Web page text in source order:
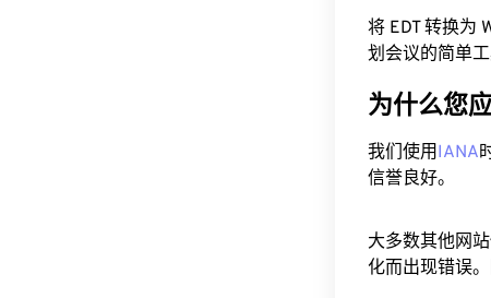
将 EDT 转换为
划会议的简单工
为什么您
我们使用IANA
信誉良好。
大多数其他网
化而出现错误